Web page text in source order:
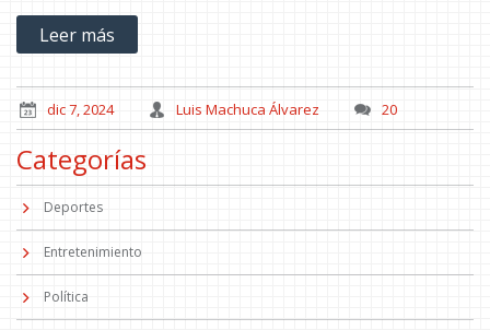
suceso son temas de interés que destacan en el desarrollo de
esta noticia.
Leer más
dic 7, 2024 Luis Machuca Álvarez 20
Categorías
Deportes
Entretenimiento
Política